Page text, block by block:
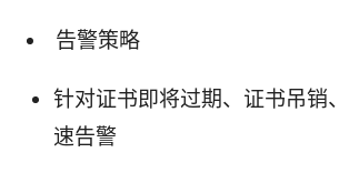
告警策略
针对证书即将过期、证书吊销
速告警